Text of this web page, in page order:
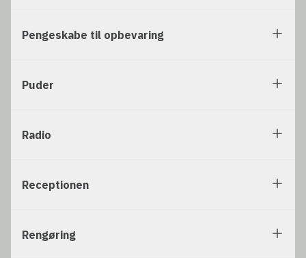
Pengeskabe til opbevaring
Puder
Radio
Receptionen
Rengøring